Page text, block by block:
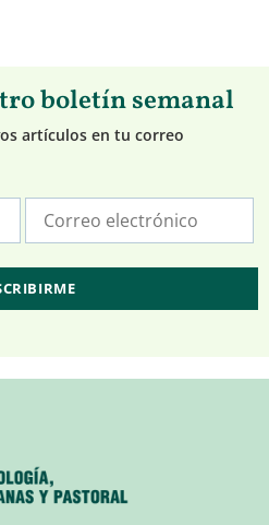
boletín semanal
artículos en tu correo